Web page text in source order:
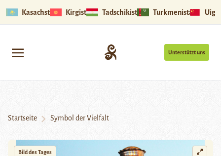
Kasachstan Kirgistan Tadschikistan Turkmenistan
Unterstützt uns
Startseite Symbol der Vielfalt
Bild des Tages